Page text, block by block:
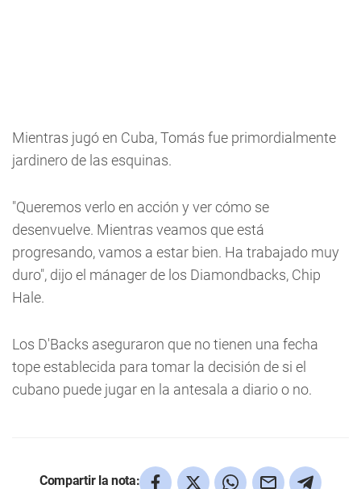
Mientras jugó en Cuba, Tomás fue primordialmente
jardinero de las esquinas.
"Queremos verlo en acción y ver cómo se
desenvuelve. Mientras veamos que está
progresando, vamos a estar bien. Ha trabajado muy
duro", dijo el mánager de los Diamondbacks, Chip
Hale.
Los D'Backs aseguraron que no tienen una fecha
tope establecida para tomar la decisión de si el
cubano puede jugar en la antesala a diario o no.
Compartir la nota: